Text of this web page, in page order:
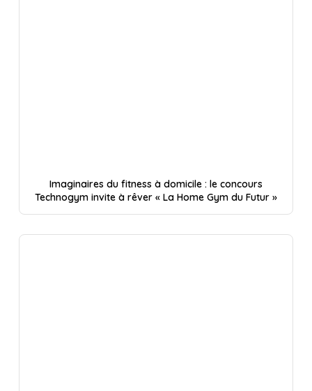
Imaginaires du fitness à domicile : le concours
Technogym invite à rêver « La Home Gym du Futur »